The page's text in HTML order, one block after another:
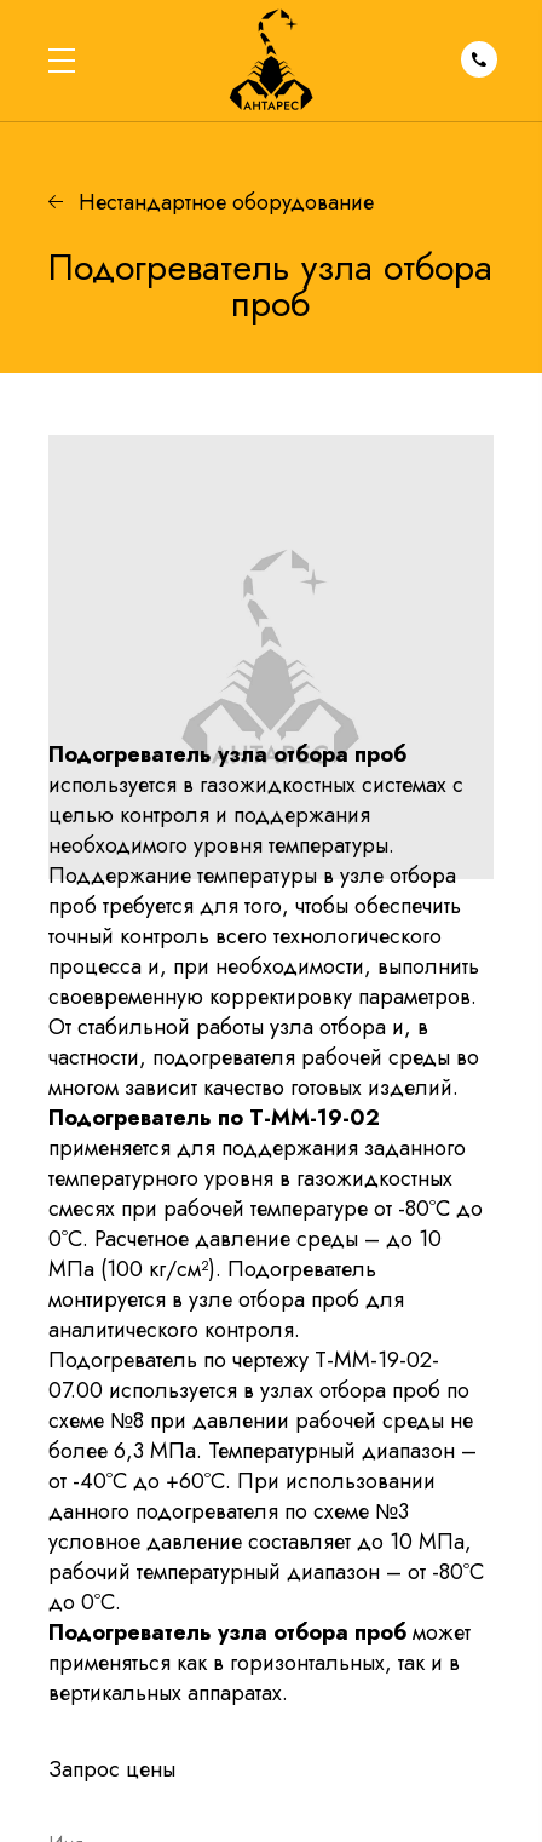
Нестандартное оборудование
Подогреватель узла отбора
проб
Подогреватель узла отбора проб
используется в газожидкостных системах с
целью контроля и поддержания
необходимого уровня температуры.
Поддержание температуры в узле отбора
проб требуется для того, чтобы обеспечить
точный контроль всего технологического
процесса и, при необходимости, выполнить
своевременную корректировку параметров.
От стабильной работы узла отбора и, в
частности, подогревателя рабочей среды во
многом зависит качество готовых изделий.
Подогреватель по Т-ММ-19-02
применяется для поддержания заданного
температурного уровня в газожидкостных
смесях при рабочей температуре от -80ºС до
0ºС. Расчетное давление среды – до 10
МПа (100 кг/см²). Подогреватель
монтируется в узле отбора проб для
аналитического контроля.
Подогреватель по чертежу Т-ММ-19-02-
07.00 используется в узлах отбора проб по
схеме №8 при давлении рабочей среды не
более 6,3 МПа. Температурный диапазон –
от -40ºС до +60ºС. При использовании
данного подогревателя по схеме №3
условное давление составляет до 10 МПа,
рабочий температурный диапазон – от -80ºС
до 0ºС.
Подогреватель узла отбора пробможет
применяться как в горизонтальных, так и в
вертикальных аппаратах.
Запрос цены